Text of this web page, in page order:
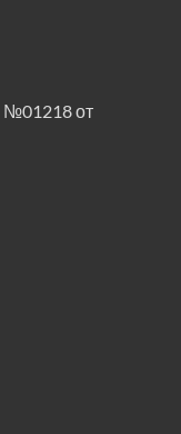
№01218 от